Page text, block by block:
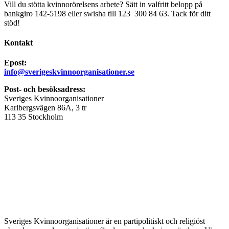
Vill du stötta kvinnorörelsens arbete? Sätt in valfritt belopp på
bankgiro 142-5198 eller swisha till 123 300 84 63. Tack för ditt
stöd!
Kontakt
Epost:
info@sverigeskvinnoorganisationer.se
Post- och besöksadress:
Sveriges Kvinnoorganisationer
Karlbergsvägen 86A, 3 tr
113 35 Stockholm
Sveriges Kvinnoorganisationer är en partipolitiskt och religiöst